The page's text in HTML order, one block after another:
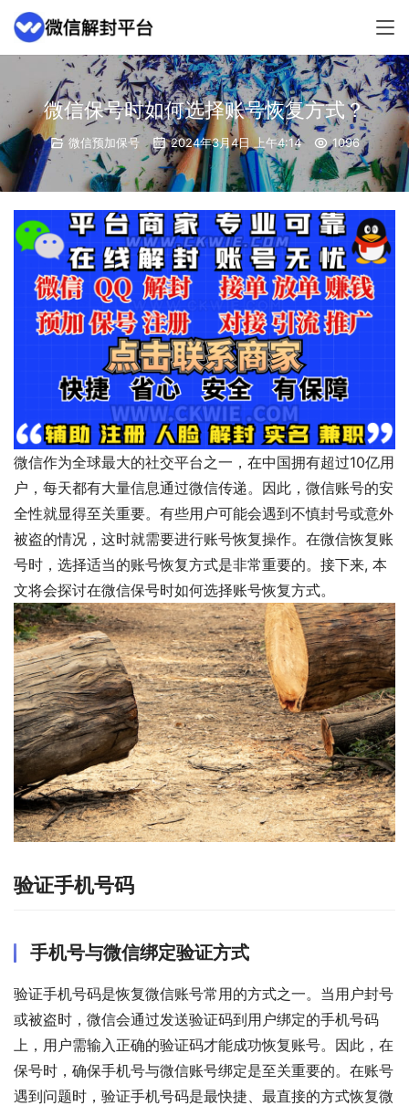
微信保号时如何选择账号恢复方式？
微信预加保号 2024年3月4日 上午4:14 1096
微信作为全球最大的社交平台之一，在中国拥有超过10亿用
户，每天都有大量信息通过微信传递。因此，微信账号的安
全性就显得至关重要。有些用户可能会遇到不慎封号或意外
被盗的情况，这时就需要进行账号恢复操作。在微信恢复账
号时，选择适当的账号恢复方式是非常重要的。接下来, 本
文将会探讨在微信保号时如何选择账号恢复方式。
验证手机号码
手机号与微信绑定验证方式
验证手机号码是恢复微信账号常用的方式之一。当用户封号
或被盗时，微信会通过发送验证码到用户绑定的手机号码
上，用户需输入正确的验证码才能成功恢复账号。因此，在
保号时，确保手机号与微信账号绑定是至关重要的。在账号
遇到问题时，验证手机号码是最快捷、最直接的方式恢复微